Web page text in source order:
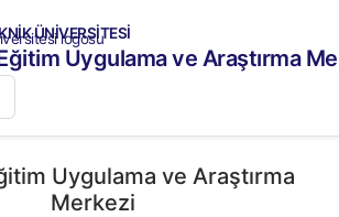
ÜNİVERSİTESİ
Uygulama ve Araştırma
Uygulama ve Araştırma
Merkezi